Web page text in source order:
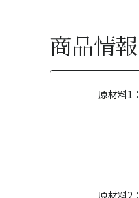
商品情報
原材料1：
原材料2：